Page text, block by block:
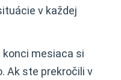
v každej
konci mesiaca si
Ak ste prekročili v